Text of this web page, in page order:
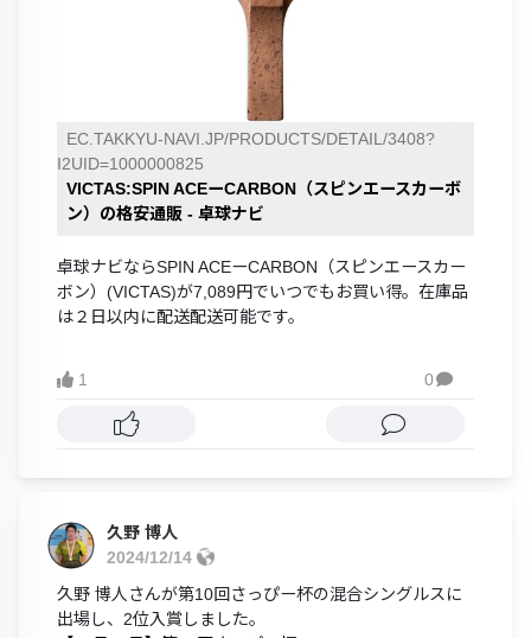
EC.TAKKYU-NAVI.JP/PRODUCTS/DETAIL/3408?
I2UID=1000000825
VICTAS:SPIN ACEーCARBON（スピンエースカーボ
ン）の格安通販 - 卓球ナビ
卓球ナビならSPIN ACEーCARBON（スピンエースカー
ボン）(VICTAS)が7,089円でいつでもお買い得。在庫品
は２日以内に配送配送可能です。
1 0
久野 博人
2024/12/14
久野 博人さんが第10回さっぴー杯の混合シングルスに
出場し、2位入賞しました。